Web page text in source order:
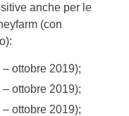
anche per le
(con
ottobre 2019);
ottobre 2019);
ottobre 2019);